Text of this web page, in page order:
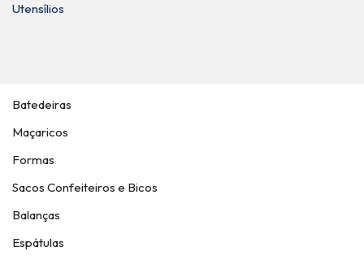
Utensílios
Batedeiras
Maçaricos
Formas
Sacos Confeiteiros e Bicos
Balanças
Espátulas